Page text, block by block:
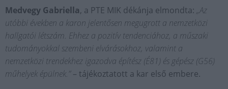
Medvegy Gabriella, a PTE MIK dékánja elmondta: „Az
utóbbi években a karon jelentősen megugrott a nemzetközi
hallgatói létszám. Ehhez a pozitív tendenciához, a műszaki
tudományokkal szembeni elvárásokhoz, valamint a
nemzetközi trendekhez igazodva építész (É81) és gépész (G56)
műhelyek épülnek.”– tájékoztatott a kar első embere.